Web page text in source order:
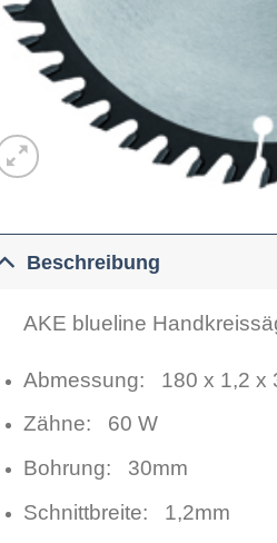
Beschreibung
AKE blueline
Abmessung: 180 x 1,2 x
Zähne: 60 W
Bohrung: 30mm
Schnittbreite: 1,2mm